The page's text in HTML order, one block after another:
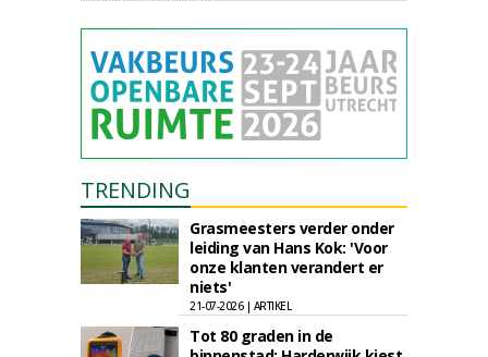
TRENDING
Grasmeesters verder onder
leiding van Hans Kok: 'Voor
onze klanten verandert er
niets'
21-07-2026 | ARTIKEL
Tot 80 graden in de